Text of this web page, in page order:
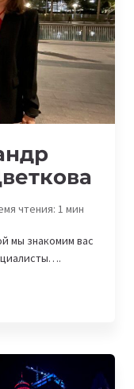
чтения: 1мин
мы знакомим вас